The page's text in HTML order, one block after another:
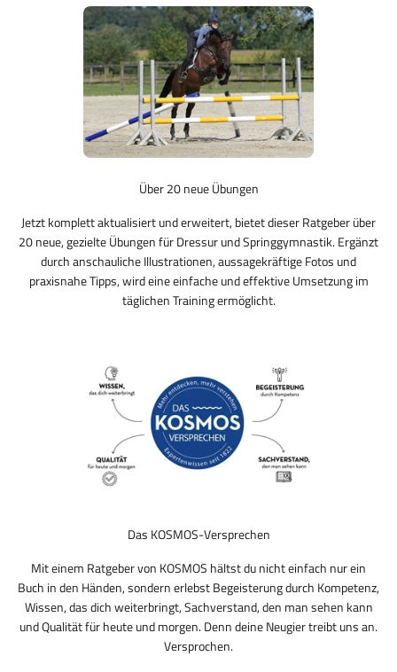
Über 20 neue Übungen
Jetzt komplett aktualisiert und erweitert, bietet dieser Ratgeber über
20 neue, gezielte Übungen für Dressur und Springgymnastik. Ergänzt
durch anschauliche Illustrationen, aussagekräftige Fotos und
praxisnahe Tipps, wird eine einfache und effektive Umsetzung im
täglichen Training ermöglicht.
Das KOSMOS-Versprechen
Mit einem Ratgeber von KOSMOS hältst du nicht einfach nur ein
Buch in den Händen, sondern erlebst Begeisterung durch Kompetenz,
Wissen, das dich weiterbringt, Sachverstand, den man sehen kann
und Qualität für heute und morgen. Denn deine Neugier treibt uns an.
Versprochen.